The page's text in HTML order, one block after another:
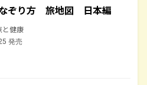
ぞり方 旅地図 日本編
と健康
発売